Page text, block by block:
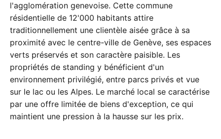
l'agglomération genevoise. Cette commune
résidentielle de 12'000 habitants attire
traditionnellement une clientèle aisée grâce à sa
proximité avec le centre-ville de Genève, ses espaces
verts préservés et son caractère paisible. Les
propriétés de standing y bénéficient d'un
environnement privilégié, entre parcs privés et vue
sur le lac ou les Alpes. Le marché local se caractérise
par une offre limitée de biens d'exception, ce qui
maintient une pression à la hausse sur les prix.